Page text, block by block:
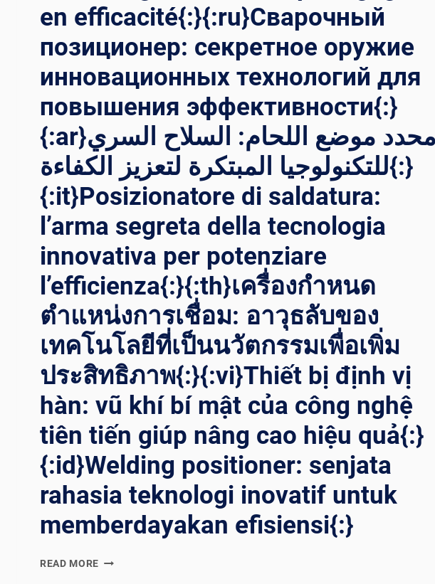
en efficacité{:}{:ru}Сварочный
позиционер: секретное оружие
инновационных технологий для
повышения эффективности{:}
{:ar}محدد موضع اللحام: السلاح السري
للتكنولوجيا المبتكرة لتعزيز الكفاءة{:}
{:it}Posizionatore di saldatura:
l’arma segreta della tecnologia
innovativa per potenziare
l’efficienza{:}{:th}เครื่องกำหนด
ตำแหน่งการเชื่อม: อาวุธลับของ
เทคโนโลยีที่เป็นนวัตกรรมเพื่อเพิ่ม
ประสิทธิภาพ{:}{:vi}Thiết bị định vị
hàn: vũ khí bí mật của công nghệ
tiên tiến giúp nâng cao hiệu quả{:}
{:id}Welding positioner: senjata
rahasia teknologi inovatif untuk
memberdayakan efisiensi{:}
READ MORE {:EN}WELDING